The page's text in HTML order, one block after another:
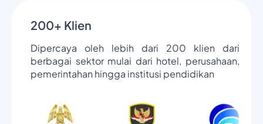
200+ Klien
Dipercaya oleh lebih dari 200 klien dari
berbagai sektor mulai dari hotel, perusahaan,
pemerintahan hingga institusi pendidikan